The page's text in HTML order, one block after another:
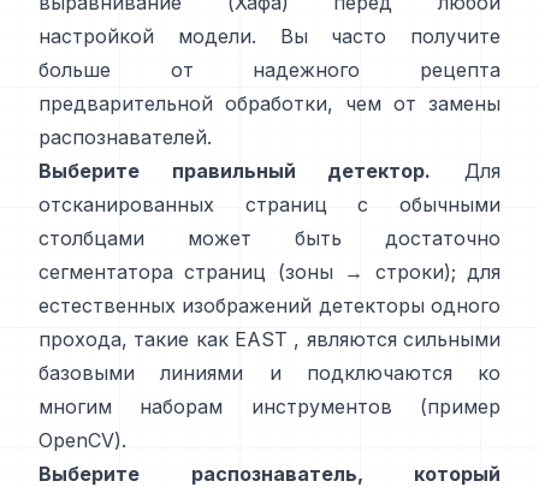
настройкой модели. Вы часто получите
больше от надежного рецепта
предварительной обработки, чем от замены
распознавателей.
Выберите правильный детектор. Для
отсканированных страниц с обычными
столбцами может быть достаточно
сегментатора страниц (зоны → строки); для
естественных изображений детекторы одного
прохода, такие как EAST , являются сильными
базовыми линиями и подключаются ко
многим наборам инструментов (пример
OpenCV).
Выберите распознаватель, который